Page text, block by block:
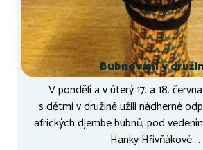
Bubnování v
V pondělí a v úterý 17. a 18.
s dětmi v družině užili nádherné
afrických djembe bubnů, pod
Hanky Hřivňákové....